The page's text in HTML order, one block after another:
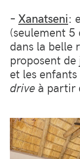
– Xanatseni:
(seulement 5
dans la belle
proposent
et les
drive à partir